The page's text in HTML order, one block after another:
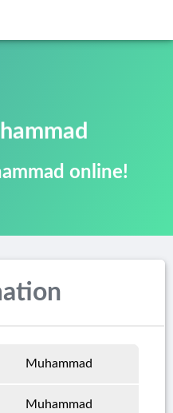
online!
Muhammad
Muhammad